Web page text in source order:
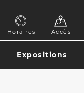
Horaires Accès
Expositions